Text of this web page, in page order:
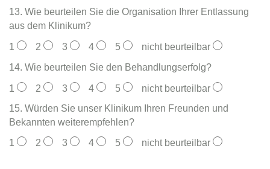
13. Wie beurteilen Sie die Organisation Ihrer Entlassung
aus dem Klinikum?
1 2 3 4 5 nicht beurteilbar
14. Wie beurteilen Sie den Behandlungserfolg?
1 2 3 4 5
nicht beurteilbar
15. Würden Sie unser Klinikum Ihren Freunden und
Bekannten weiterempfehlen?
1 2 3 4 5 nicht beurteilbar